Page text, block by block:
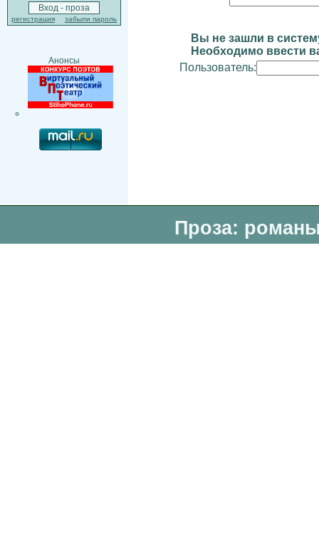
регистрация забыли пароль
Анонсы
Вы не зашли в
Необходимо ввести
Пользователь:
Проза: